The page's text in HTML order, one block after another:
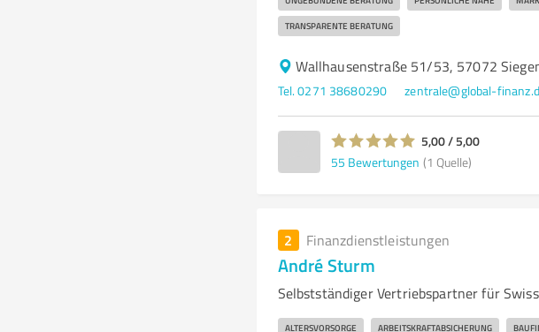
TRANSPARENTE BERATUNG
Wallhausenstraße 51/53, 57072
Tel. 0271 38680290 zentrale@global-
5,00 / 5,00
55 Bewertungen (1 Quelle)
2 Finanzdienstleistungen
André Sturm
Selbstständiger Vertriebspartner für
ALTERSVORSORGE ARBEITSKRAFTABSICHERUNG